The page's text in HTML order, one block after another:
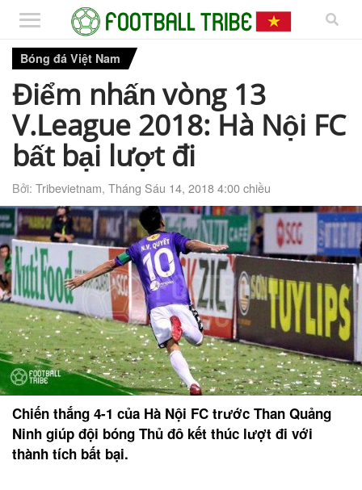
Bóng đá Việt Nam
Điểm nhấn vòng 13
V.League 2018: Hà Nội FC
bất bại lượt đi
Bởi: Tribevietnam, Tháng Sáu 14, 2018 4:00 chiều
Chiến thắng 4-1 của Hà Nội FC trước Than Quảng
Ninh giúp đội bóng Thủ đô kết thúc lượt đi với
thành tích bất bại.